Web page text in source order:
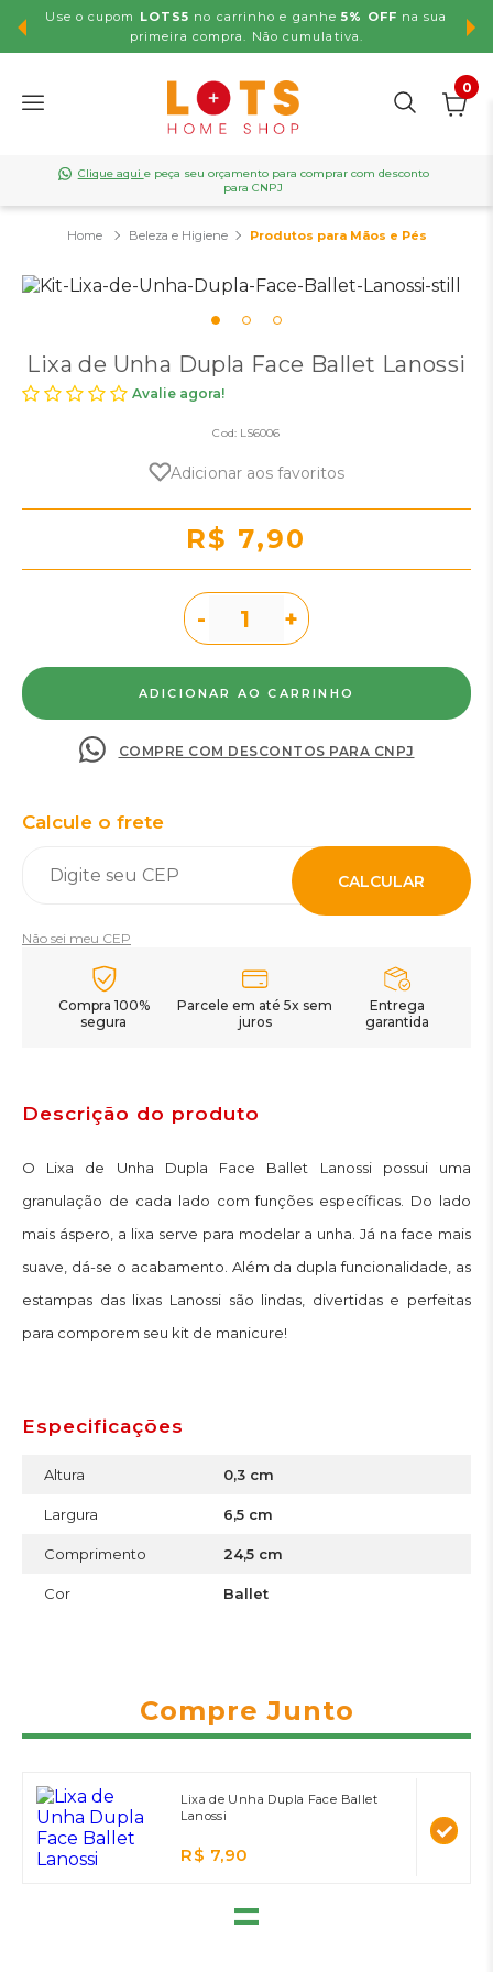
Use o cupom LOTS5 no carrinho e ganhe5% OFF na sua
primeira compra. Não cumulativa.
0
Clique aqui e peça seu orçamento para comprar com desconto
para CNPJ
Beleza e Higiene Produtos para Mãos e Pés
Lixa de Unha Dupla Face Ballet Lanossi
Avalie agora!
Cod: LS6006
Adicionar aos favoritos
R$ 7,90
- +
COMPRE COM DESCONTOS PARA CNPJ
Calcule o frete
CALCULAR
Não sei meu CEP
Compra 100%
segura
Parcele em até 5x sem
juros
Entrega
garantida
Descrição do produto
O Lixa de Unha Dupla Face Ballet Lanossi possui uma
granulação de cada lado com funções específicas. Do lado
mais áspero, a lixa serve para modelar a unha. Já na face mais
suave, dá-se o acabamento. Além da dupla funcionalidade, as
estampas das lixas Lanossi são lindas, divertidas e perfeitas
para comporem seu kit de manicure!
Especificações
Altura 0,3 cm
Largura 6,5 cm
Comprimento 24,5 cm
Cor Ballet
Compre Junto
Lixa de Unha Dupla Face Ballet
Lanossi
R$ 7,90
=